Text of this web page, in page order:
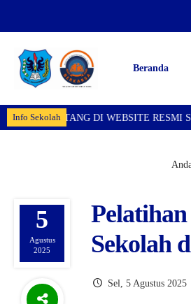
Beranda
Info Sekolah
WEBSITE RESMI SMPN 1
5
Agustus
2025
Sekolah
Sel, 5 Agustus 2025